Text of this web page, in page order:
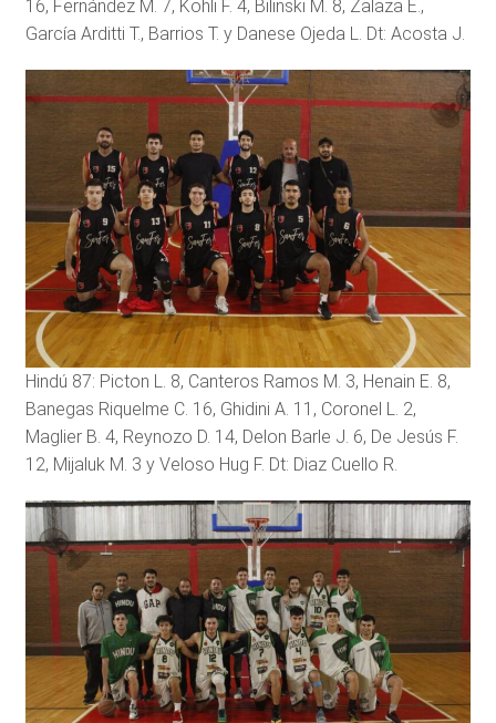
16, Fernández M. 7, Kohli F. 4, Bilinski M. 8, Zalaza E.,
García Arditti T., Barrios T. y Danese Ojeda L. Dt: Acosta J.
Hindú 87: Picton L. 8, Canteros Ramos M. 3, Henain E. 8,
Banegas Riquelme C. 16, Ghidini A. 11, Coronel L. 2,
Maglier B. 4, Reynozo D. 14, Delon Barle J. 6, De Jesús F.
12, Mijaluk M. 3 y Veloso Hug F. Dt: Diaz Cuello R.